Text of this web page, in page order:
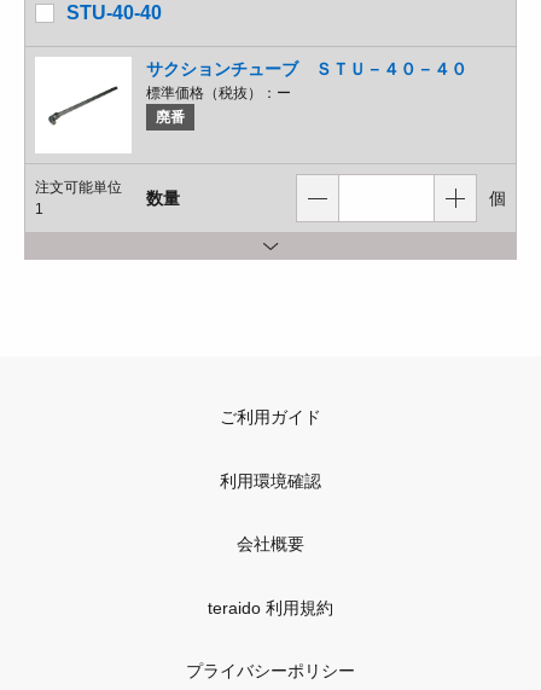
STU-40-40
サクションチューブ ＳＴＵ－４０－４０
標準価格（税抜）： ー
廃番
注文可能単位
1
数量 個
ご利用ガイド
利用環境確認
会社概要
teraido 利用規約
プライバシーポリシー